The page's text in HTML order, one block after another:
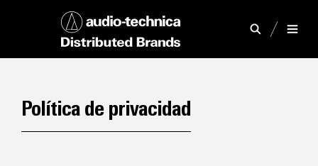
Política de privacidad